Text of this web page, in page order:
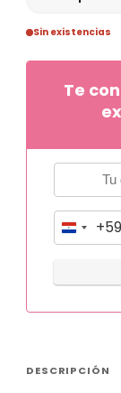
Sin existencias
Te
P
r
a
DESCRIPCIÓN